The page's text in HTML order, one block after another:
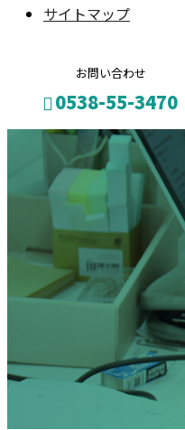
サイトマップ
お問い合わせ
0538-55-3470
お問い合わせ